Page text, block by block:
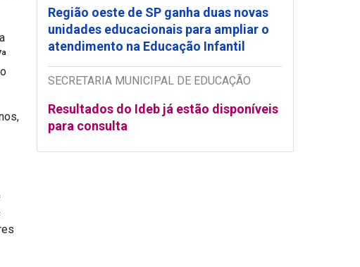
Região oeste de SP ganha duas novas
unidades educacionais para ampliar o
atendimento na Educação Infantil
SECRETARIA MUNICIPAL DE EDUCAÇÃO
Resultados do Ideb já estão disponíveis
para consulta